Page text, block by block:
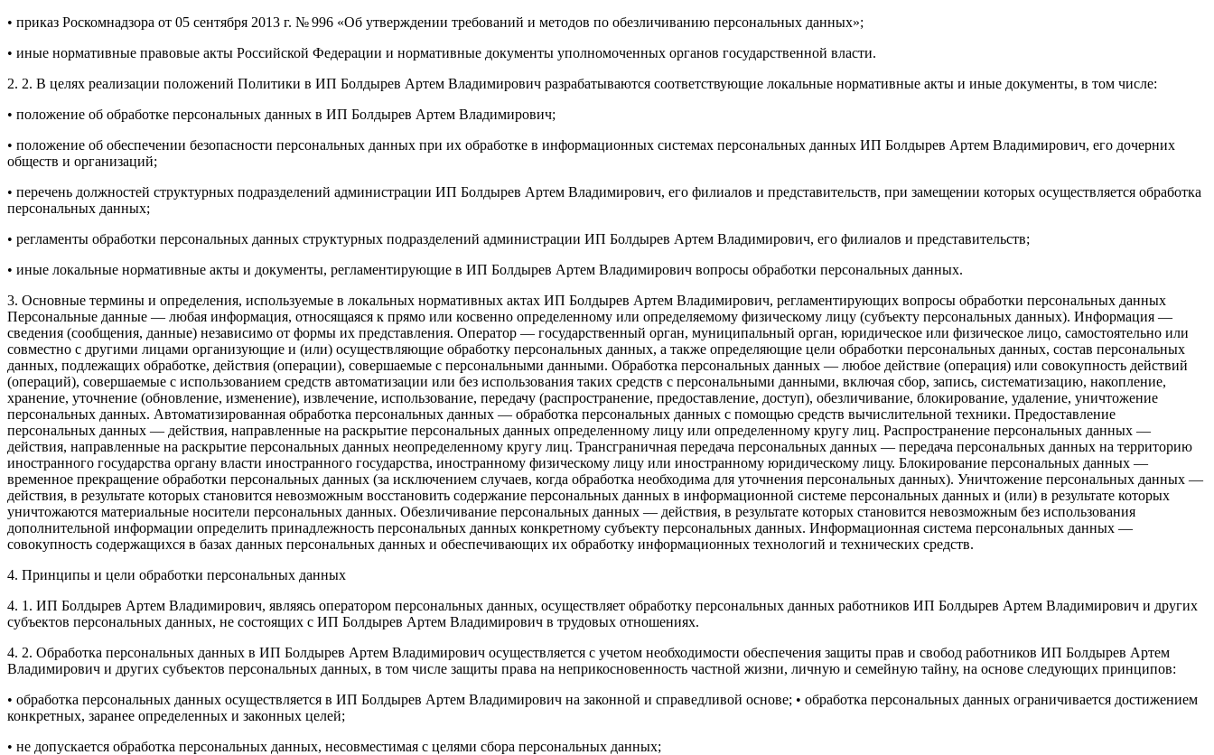
• приказ Роскомнадзора от 05 сентября 2013 г. № 996 «Об утверждении требований и методов по обезличиванию персональных данных»;
• иные нормативные правовые акты Российской Федерации и нормативные документы уполномоченных органов государственной власти.
2. 2. В целях реализации положений Политики в ИП Болдырев Артем Владимирович разрабатываются соответствующие локальные нормативные акты и иные документы, в том числе:
• положение об обработке персональных данных в ИП Болдырев Артем Владимирович;
• положение об обеспечении безопасности персональных данных при их обработке в информационных системах персональных данных ИП Болдырев Артем Владимирович, его дочерних
обществ и организаций;
• перечень должностей структурных подразделений администрации ИП Болдырев Артем Владимирович, его филиалов и представительств, при замещении которых осуществляется обработка
персональных данных;
• регламенты обработки персональных данных структурных подразделений администрации ИП Болдырев Артем Владимирович, его филиалов и представительств;
• иные локальные нормативные акты и документы, регламентирующие в ИП Болдырев Артем Владимирович вопросы обработки персональных данных.
3. Основные термины и определения, используемые в локальных нормативных актах ИП Болдырев Артем Владимирович, регламентирующих вопросы обработки персональных данных
Персональные данные — любая информация, относящаяся к прямо или косвенно определенному или определяемому физическому лицу (субъекту персональных данных). Информация —
сведения (сообщения, данные) независимо от формы их представления. Оператор — государственный орган, муниципальный орган, юридическое или физическое лицо, самостоятельно или
совместно с другими лицами организующие и (или) осуществляющие обработку персональных данных, а также определяющие цели обработки персональных данных, состав персональных
данных, подлежащих обработке, действия (операции), совершаемые с персональными данными. Обработка персональных данных — любое действие (операция) или совокупность действий
(операций), совершаемые с использованием средств автоматизации или без использования таких средств с персональными данными, включая сбор, запись, систематизацию, накопление,
хранение, уточнение (обновление, изменение), извлечение, использование, передачу (распространение, предоставление, доступ), обезличивание, блокирование, удаление, уничтожение
персональных данных. Автоматизированная обработка персональных данных — обработка персональных данных с помощью средств вычислительной техники. Предоставление
персональных данных — действия, направленные на раскрытие персональных данных определенному лицу или определенному кругу лиц. Распространение персональных данных —
действия, направленные на раскрытие персональных данных неопределенному кругу лиц. Трансграничная передача персональных данных — передача персональных данных на территорию
иностранного государства органу власти иностранного государства, иностранному физическому лицу или иностранному юридическому лицу. Блокирование персональных данных —
временное прекращение обработки персональных данных (за исключением случаев, когда обработка необходима для уточнения персональных данных). Уничтожение персональных данных —
действия, в результате которых становится невозможным восстановить содержание персональных данных в информационной системе персональных данных и (или) в результате которых
уничтожаются материальные носители персональных данных. Обезличивание персональных данных — действия, в результате которых становится невозможным без использования
дополнительной информации определить принадлежность персональных данных конкретному субъекту персональных данных. Информационная система персональных данных —
совокупность содержащихся в базах данных персональных данных и обеспечивающих их обработку информационных технологий и технических средств.
4. Принципы и цели обработки персональных данных
4. 1. ИП Болдырев Артем Владимирович, являясь оператором персональных данных, осуществляет обработку персональных данных работников ИП Болдырев Артем Владимирович и других
субъектов персональных данных, не состоящих с ИП Болдырев Артем Владимирович в трудовых отношениях.
4. 2. Обработка персональных данных в ИП Болдырев Артем Владимирович осуществляется с учетом необходимости обеспечения защиты прав и свобод работников ИП Болдырев Артем
Владимирович и других субъектов персональных данных, в том числе защиты права на неприкосновенность частной жизни, личную и семейную тайну, на основе следующих принципов:
• обработка персональных данных осуществляется в ИП Болдырев Артем Владимирович на законной и справедливой основе; • обработка персональных данных ограничивается достижением
конкретных, заранее определенных и законных целей;
• не допускается обработка персональных данных, несовместимая с целями сбора персональных данных;